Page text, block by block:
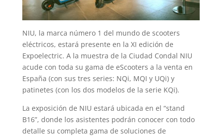
NIU, la marca número 1 del mundo de scooters
eléctricos, estará presente en la XI edición de
Expoelectric. A la muestra de la Ciudad Condal NIU
acude con toda su gama de eScooters a la venta en
España (con sus tres series: NQi, MQI y UQi) y
patinetes (con los dos modelos de la serie KQi).
La exposición de NIU estará ubicada en el “stand
B16”, donde los asistentes podrán conocer con todo
detalle su completa gama de soluciones de